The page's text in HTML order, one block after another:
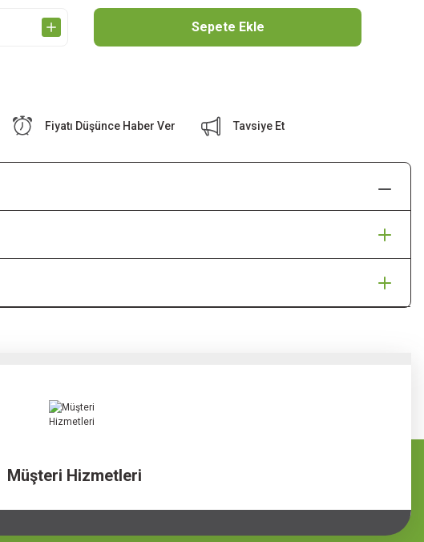
Sepete Ekle
Fiyatı Düşünce Haber Ver Tavsiye Et
Müşteri Hizmetleri